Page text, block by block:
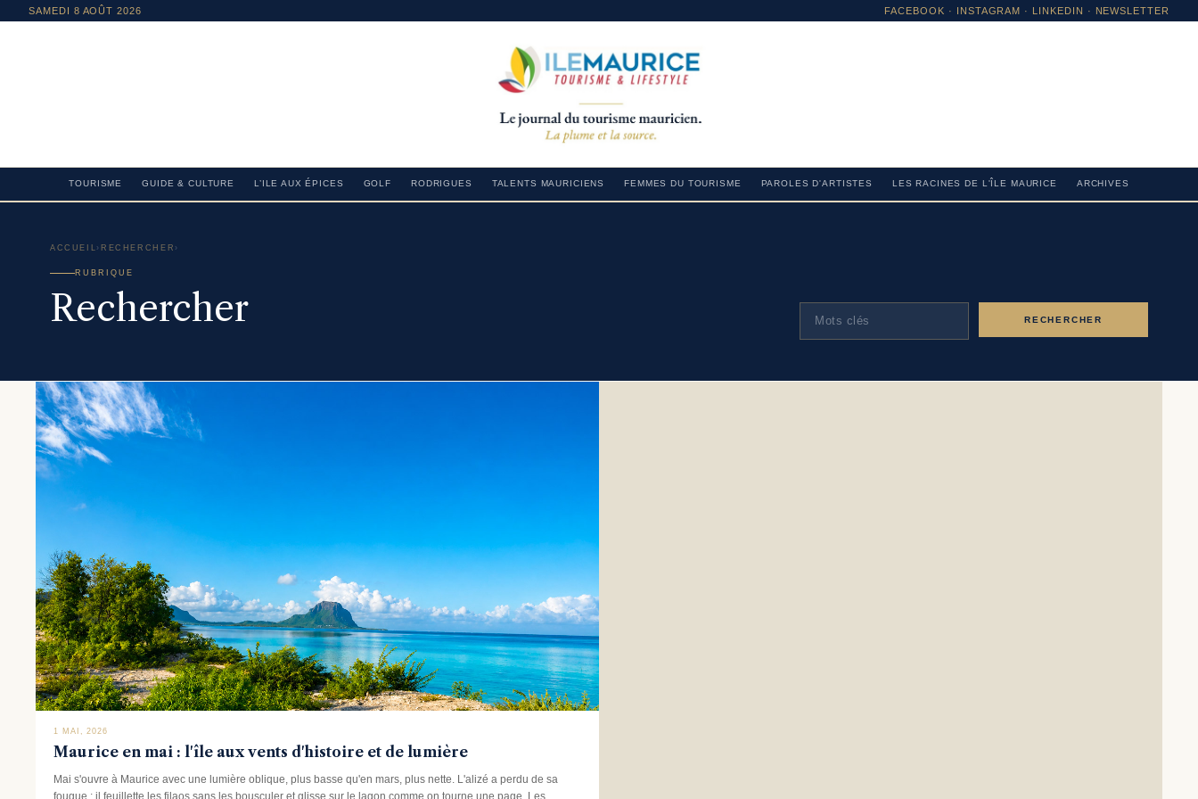
SAMEDI 8 AOÛT 2026 FACEBOOK · INSTAGRAM · LINKEDIN · NEWSLETTER
TOURISME GUIDE & CULTURE L’ILE AUX ÉPICES GOLF RODRIGUES TALENTS MAURICIENS FEMMES DU TOURISME PAROLES D'ARTISTES LES RACINES DE L'ÎLE MAURICE ARCHIVES
ACCUEIL › RECHERCHER ›
RUBRIQUE
Rechercher RECHERCHER
1 MAI, 2026
Maurice en mai : l'île aux vents d'histoire et de lumière
Mai s'ouvre à Maurice avec une lumière oblique, plus basse qu'en mars, plus nette. L'alizé a perdu de sa
fougue ; il feuillette les filaos sans les bousculer et glisse sur le lagon comme on tourne une page. Les